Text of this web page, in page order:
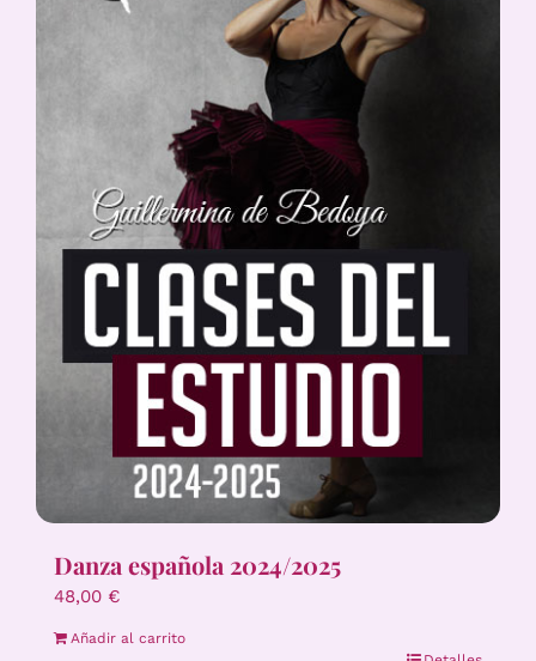
Danza española 2024/2025
48,00 €
Añadir al carrito